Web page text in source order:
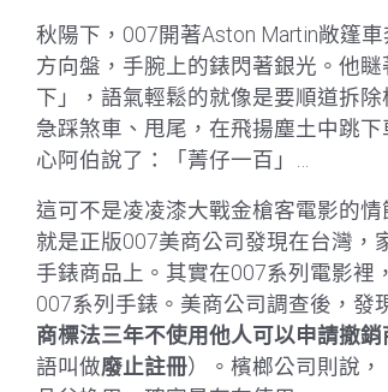
秋陽下，007開著Aston Martin敞篷
方向盤，手腕上的錶閃著銀光。他
下」，語氣輕鬆的就像是要順道拆
急踩煞車、甩尾，在飛揚塵土中跳
心阿伯說了：「菁仔一百」…
這可不是凌凌漆大戰金槍客電影的
就是正版007美商公司發現在台灣，
手錶商品上。其實在007系列電影裡
007系列手錶。美商公司調查後，發
商標法三年不使用他人可以申請撤
語叫做廢止註冊）。檳榔公司則說